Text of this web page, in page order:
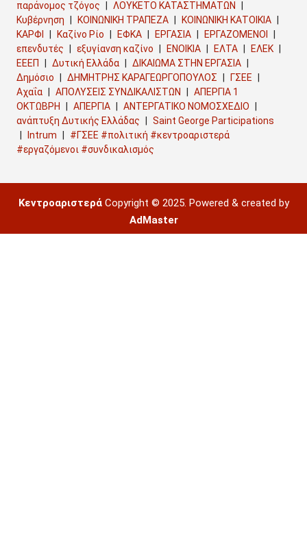
παράνομος τζόγος
ΛΟΥΚΕΤΟ ΚΑΤΑΣΤΗΜΑΤΩΝ
Κυβέρνηση
ΚΟΙΝΩΝΙΚΗ ΤΡΑΠΕΖΑ
ΚΟΙΝΩΝΙΚΗ ΚΑΤΟΙΚΙΑ
ΚΑΡΦΙ
Καζίνο Ρίο ΕΦΚΑ ΕΡΓΑΣΙΑ
ΕΡΓΑΖΟΜΕΝΟΙ
επενδυτές
εξυγίανση καζίνο ΕΝΟΙΚΙΑ ΕΛΤΑ
ΕΛΕΚ
ΕΕΕΠ
Δυτική Ελλάδα
ΔΙΚΑΙΩΜΑ ΣΤΗΝ ΕΡΓΑΣΙΑ
Δημόσιο
ΔΗΜΗΤΡΗΣ ΚΑΡΑΓΕΩΡΓΟΠΟΥΛΟΣ
ΓΣΕΕ
Αχαΐα
ΑΠΟΛΥΣΕΙΣ ΣΥΝΔΙΚΑΛΙΣΤΩΝ
ΑΠΕΡΓΙΑ 1
ΟΚΤΩΒΡΗ
ΑΠΕΡΓΙΑ
ΑΝΤΕΡΓΑΤΙΚΟ ΝΟΜΟΣΧΕΔΙΟ
ανάπτυξη Δυτικής Ελλάδας
Saint George Participations
Intrum
#ΓΣΕΕ #πολιτική #κεντροαριστερά
#εργαζόμενοι #συνδικαλισμός
ΚεντροαριστεράCopyright © 2025. Powered & created by
AdMaster